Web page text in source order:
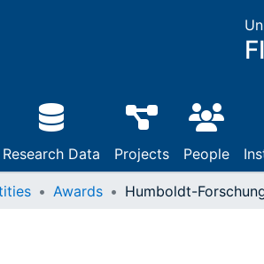
Research Data Projects People
Awards